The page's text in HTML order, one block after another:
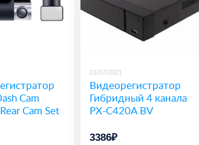
Cam
Cam Set
01/07/2021
Видеорегистратор
Гибридный 4 канала
PX-C420A BV
3386₽